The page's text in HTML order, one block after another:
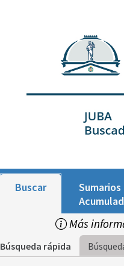
Buscar
Sumarios
Más
Búsqueda rápida